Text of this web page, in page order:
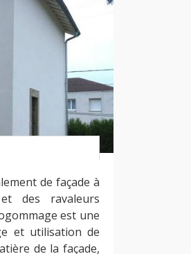
de façade à
des ravaleurs
est une
et utilisation de
de la façade,